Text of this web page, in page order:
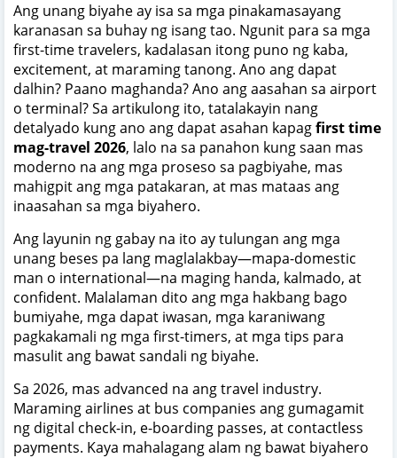
Ang unang biyahe ay isa sa mga pinakamasayang
karanasan sa buhay ng isang tao. Ngunit para sa mga
first-time travelers, kadalasan itong puno ng kaba,
excitement, at maraming tanong. Ano ang dapat
dalhin? Paano maghanda? Ano ang aasahan sa airport
o terminal? Sa artikulong ito, tatalakayin nang
detalyado kung ano ang dapat asahan kapagfirst time
mag-travel 2026, lalo na sa panahon kung saan mas
moderno na ang mga proseso sa pagbiyahe, mas
mahigpit ang mga patakaran, at mas mataas ang
inaasahan sa mga biyahero.
Ang layunin ng gabay na ito ay tulungan ang mga
unang beses pa lang maglalakbay—mapa-domestic
man o international—na maging handa, kalmado, at
confident. Malalaman dito ang mga hakbang bago
bumiyahe, mga dapat iwasan, mga karaniwang
pagkakamali ng mga first-timers, at mga tips para
masulit ang bawat sandali ng biyahe.
Sa 2026, mas advanced na ang travel industry.
Maraming airlines at bus companies ang gumagamit
ng digital check-in, e-boarding passes, at contactless
payments. Kaya mahalagang alam ng bawat biyahero